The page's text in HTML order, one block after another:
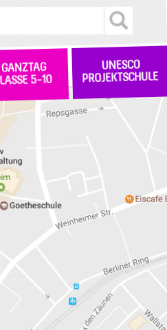
GANZTAG
5-10
UNESCO
PROJEKTSCHULE